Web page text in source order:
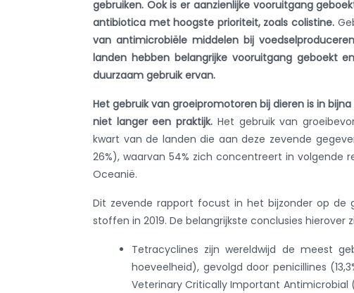
gebruiken. Ook is er aanzienlijke vooruitgang
antibiotica met hoogste prioriteit, zoals colistine.
van antimicrobiële middelen bij
landen hebben belangrijke vooruitgang geboekt
duurzaam gebruik ervan.
Het gebruik van groeipromotoren bij dieren is in
niet langer een praktijk. Het gebruik van
kwart van de landen die aan deze zevende
26%), waarvan 54% zich concentreert in volgende
Oceanië.
Dit zevende rapport focust in het bijzonder op de
stoffen in 2019. De belangrijkste conclusies hierover
Tetracyclines zijn wereldwijd de meest
hoeveelheid), gevolgd door penicillines
Veterinary Critically Important Antimicrobial